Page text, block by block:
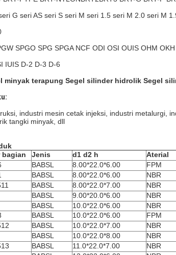
G seri AS seri S seri M seri 1.5 seri M 2.0 seri M
SPGO SPG SPGA NCF ODI OSI OUIS OHM
IUIS D-2 D-3 D-6
minyak terapung Segel silinder hidrolik Segel
industri mesin cetak injeksi, industri metalurgi,
tangki minyak, dll
bagian Jenis d1 d2 h
Aterial
BABSL 8.00*22.0*6.00
FPM
BABSL 8.00*22.0*6.00
NBR
BABSL 8.00*22.0*7.00
NBR
BABSL 9.00*20.0*6.00
NBR
BABSL 10.0*22.0*6.00
NBR
BABSL 10.0*22.0*6.00
FPM
BABSL 10.0*22.0*7.00
NBR
BABSL 10.0*22.0*8.00
NBR
BABSL 11.0*22.0*7.00
NBR